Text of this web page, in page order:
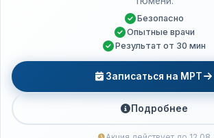
Безопасно
Опытные врачи
Результат от 30 мин
Записаться на МРТ
Подробнее